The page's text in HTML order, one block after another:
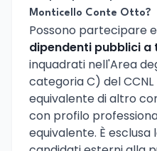
Monticello Conte Otto?
Possono partecipare
dipendenti pubblici
inquadrati nell'Area
categoria C) del CCNL
equivalente di altro
con profilo
equivalente. È